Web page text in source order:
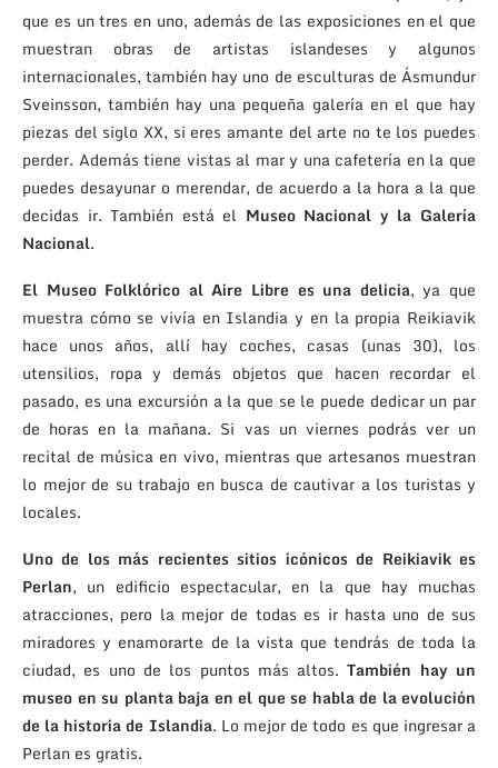
que es un tres en uno, además de las exposiciones en el que
muestran obras de artistas islandeses y algunos
internacionales, también hay uno de esculturas de Ásmundur
Sveinsson, también hay una pequeña galería en el que hay
piezas del siglo XX, si eres amante del arte no te los puedes
perder. Además tiene vistas al mar y una cafetería en la que
puedes desayunar o merendar, de acuerdo a la hora a la que
decidas ir. También está el Museo Nacional y la Galería
Nacional.
El Museo Folklórico al Aire Libre es una delicia, ya que
muestra cómo se vivía en Islandia y en la propia Reikiavik
hace unos años, allí hay coches, casas (unas 30), los
utensilios, ropa y demás objetos que hacen recordar el
pasado, es una excursión a la que se le puede dedicar un par
de horas en la mañana. Si vas un viernes podrás ver un
recital de música en vivo, mientras que artesanos muestran
lo mejor de su trabajo en busca de cautivar a los turistas y
locales.
Uno de los más recientes sitios icónicos de Reikiavik es
Perlan, un edificio espectacular, en la que hay muchas
atracciones, pero la mejor de todas es ir hasta uno de sus
miradores y enamorarte de la vista que tendrás de toda la
ciudad, es uno de los puntos más altos.También hay un
museo en su planta baja en el que se habla de la evolución
de la historia de Islandia. Lo mejor de todo es que ingresar a
Perlan es gratis.